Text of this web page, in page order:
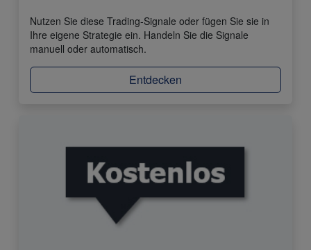
Nutzen Sie diese Trading-Signale oder fügen Sie sie in
Ihre eigene Strategie ein. Handeln Sie die Signale
manuell oder automatisch.
Entdecken